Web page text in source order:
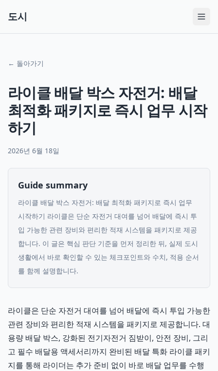
도시
← 돌아가기
라이클 배달 박스 자전거: 배달
최적화 패키지로 즉시 업무 시작
하기
2026년 6월 18일
Guide summary
라이클 배달 박스 자전거: 배달 최적화 패키지로 즉시 업무
시작하기 라이클은 단순 자전거 대여를 넘어 배달에 즉시 투
입 가능한 관련 장비와 편리한 적재 시스템을 패키지로 제공
합니다. 이 글은 핵심 판단 기준을 먼저 정리한 뒤, 실제 도시
생활에서 바로 확인할 수 있는 체크포인트와 수치, 적용 순서
를 함께 설명합니다.
라이클은 단순 자전거 대여를 넘어 배달에 즉시 투입 가능한
관련 장비와 편리한 적재 시스템을 패키지로 제공합니다. 대
용량 배달 박스, 강화된 전기자전거 짐받이, 안전 장비, 그리
고 필수 배달용 액세서리까지 완비된 배달 특화 라이클 패키
지를 통해 라이더는 추가 준비 없이 바로 배달 업무를 수행